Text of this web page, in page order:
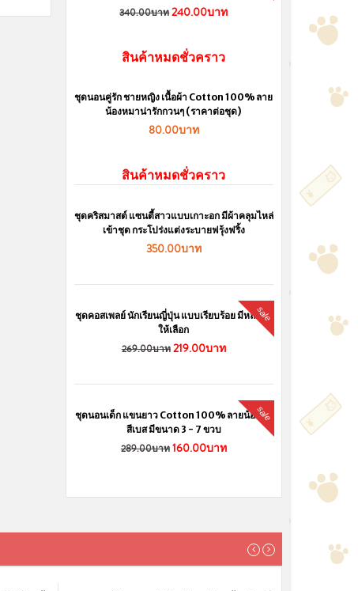
340.00บาท240.00บาท
สินค้าหมดชั่วคราว
ชุดนอนคู่รัก ชายหญิง เนื้อผ้า Cotton 100% ลาย
น้องหมาน่ารักกวนๆ (ราคาต่อชุด)
80.00บาท
สินค้าหมดชั่วคราว
ชุดคริสมาสต์ แซนตี้สาวแบบเกาะอก มีผ้าคลุมไหล่
เข้าชุด กระโปร่งแต่งระบายฟรุ้งฟริ้ง
350.00บาท
sale
ชุดคอสเพลย์ นักเรียนญี่ปุ่น แบบเรียบร้อย มีหลายสี
ให้เลือก
269.00บาท219.00บาท
sale
ชุดนอนเด็ก แขนยาว Cotton 100% ลายน้องหมี
สีเบส มีขนาด 3 - 7 ขวบ
289.00บาท160.00บาท